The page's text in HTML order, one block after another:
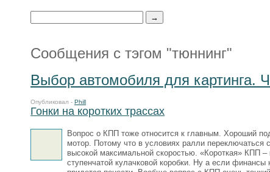
Сообщения с тэгом "тюннинг"
Выбор автомобиля для картинга.
Опубликовал - Phill
Гонки на коротких трассах
Вопрос о КПП тоже относится к главным. Хороший
мотор. Потому что в условиях ралли переключаться
высокой максимальной скоростью. «Короткая» КПП
ступенчатой кулачковой коробки. Ну а если